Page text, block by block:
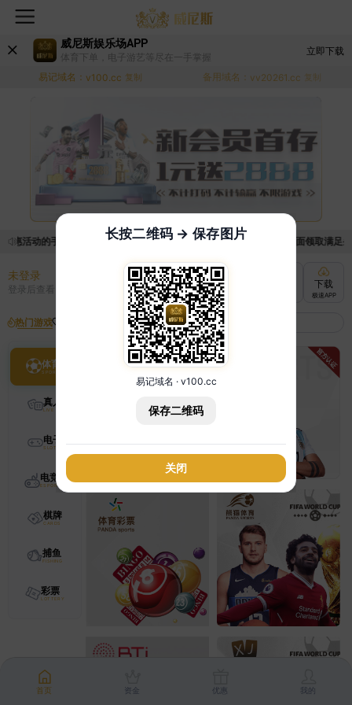
威尼斯娱乐场APP
体育下单，电子游艺等尽在一手掌握
立即下载
易记域名： v100.cc 复制 备用域名： vv20261.cc 复制
惠活动的手续麻烦，已新增优惠系统，现在可以前往【福利中心】界面领取满足
未登录
登录后查看 充值
快速到账
下载
极速APP
热门游戏
体育
真人
电子
电竞
棋牌
捕鱼
彩票
首页 资金 优惠 我的
长按二维码 → 保存图片
易记域名 · v100.cc
保存二维码
关闭